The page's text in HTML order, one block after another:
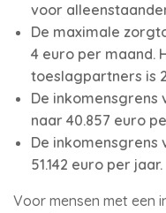
voor
De maximale
4 euro per maand.
toeslagpartners is
De
naar 40.857 euro
De inkomensgrens
51.142 euro per jaar.
Voor mensen met een